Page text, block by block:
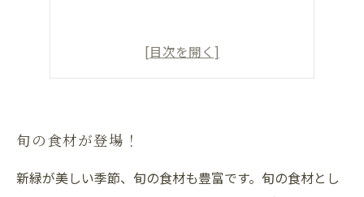
旬の食材が登場！
新緑が美しい季節、旬の食材も豊富です。旬の食材とし